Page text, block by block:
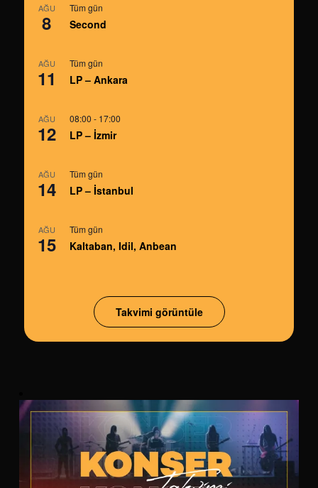
AĞU
8
Tüm gün
Second
AĞU
11
Tüm gün
LP – Ankara
AĞU
12
08:00 - 17:00
LP – İzmir
AĞU
14
Tüm gün
LP – İstanbul
AĞU
15
Tüm gün
Kaltaban, Idil, Anbean
Takvimi görüntüle